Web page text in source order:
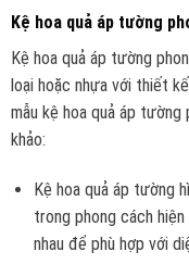
Kệ hoa quả áp tường
Kệ hoa quả áp tường
loại hoặc nhựa với thiết
mẫu kệ hoa quả áp
khảo:
Kệ hoa quả áp tường
trong phong cách
nhau để phù hợp với